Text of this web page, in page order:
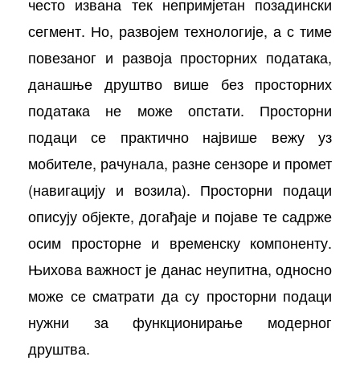
сегмент. Но, развојем технологије, а с тиме
повезаног и развоја просторних података,
данашње друштво више без просторних
података не може опстати. Просторни
подаци се практично највише вежу уз
мобителе, рачунала, разне сензоре и промет
(навигацију и возила). Просторни подаци
описују објекте, догађаје и појаве те садрже
осим просторне и временску компоненту.
Њихова важност је данас неупитна, односно
може се сматрати да су просторни подаци
нужни за функционирање модерног
друштва.